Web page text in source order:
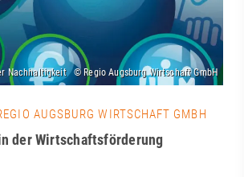
AUGSBURG WIRTSCHAFT GMBH
der Wirtschaftsförderung